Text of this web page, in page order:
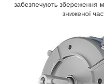
забезпечують збереження
зниженої